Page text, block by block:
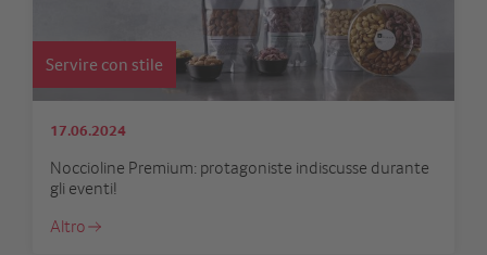
Servire con stile
17.06.2024
Noccioline Premium: protagoniste indiscusse durante
gli eventi!
Altro